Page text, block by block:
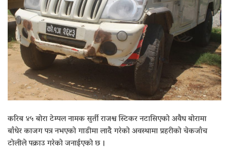
करिब ४५ बोरा टेम्पल नामक सुर्ती राजश्व स्टिकर नटासिएको अवैध बोरामा
बाँधेर काजग पत्र नभएको गाडीमा लादै गरेको अवस्थामा प्रहरीको चेकजाँच
टोलीले पक्राउ गरेको जनाईएको छ ।